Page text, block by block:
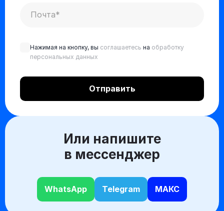
Нажимая на кнопку, вы соглашаетесь на обработку
персональных данных
Или напишите
в мессенджер
WhatsApp Telegram МАКС